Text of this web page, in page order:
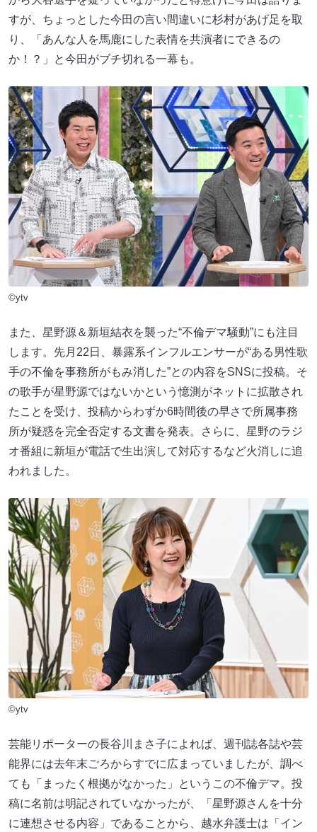
すが、ちょっとした今田の言い間違いに杉村があげ足を取
り、「あんな人を馬鹿にした表情を共演者にできるの
か！？」と今田がブチ切れる一幕も。
©ytv
また、星野源＆新垣結衣を襲った“不倫デマ騒動”にも注目
します。先月22日、暴露系インフルエンサーが“ある男性歌
手の不倫を事務所がもみ消した”との内容をSNSに投稿。そ
の歌手が星野源ではないかという憶測がネットに拡散され
たことを受け、投稿からわずか6時間後の早さで所属事務
所が疑惑を完全否定する文書を発表。さらに、星野のラジ
オ番組に新垣が電話で生出演して対応するなど火消しに追
われました。
©ytv
芸能リポーターの長谷川まさ子によれば、週刊誌各誌や芸
能界には去年末ごろからすでに広まっていましたが、調べ
ても「まったく根拠がなかった」というこの不倫デマ。投
稿に名前は明記されていなかったが、「星野源さんを十分
に連想させる内容」であることから、越水弁護士は「イン